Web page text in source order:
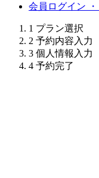
会員ログイン
1 プラン選択
2 予約内容入力
3 個人情報入力
4 予約完了